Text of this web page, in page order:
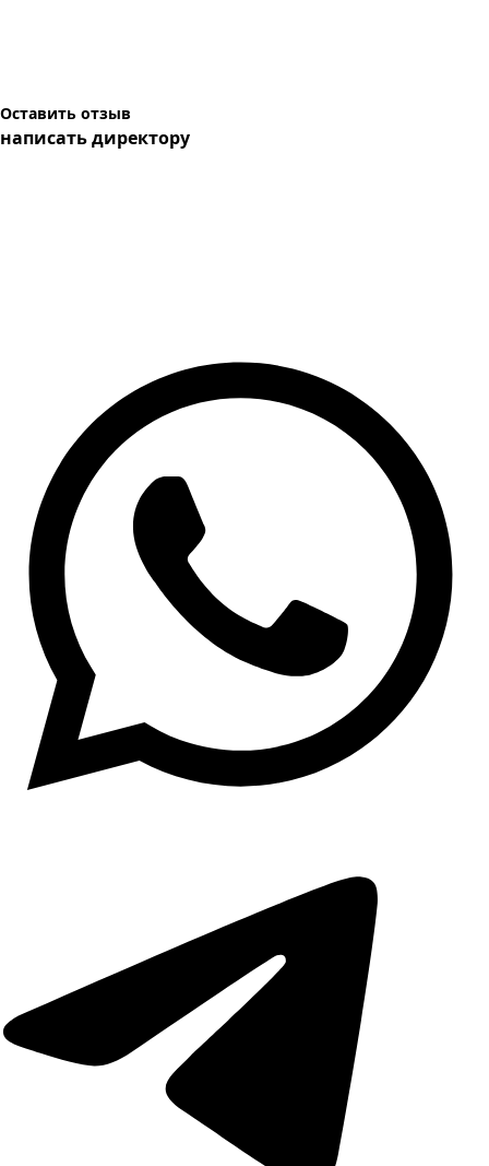
Оставить отзыв
написать директору